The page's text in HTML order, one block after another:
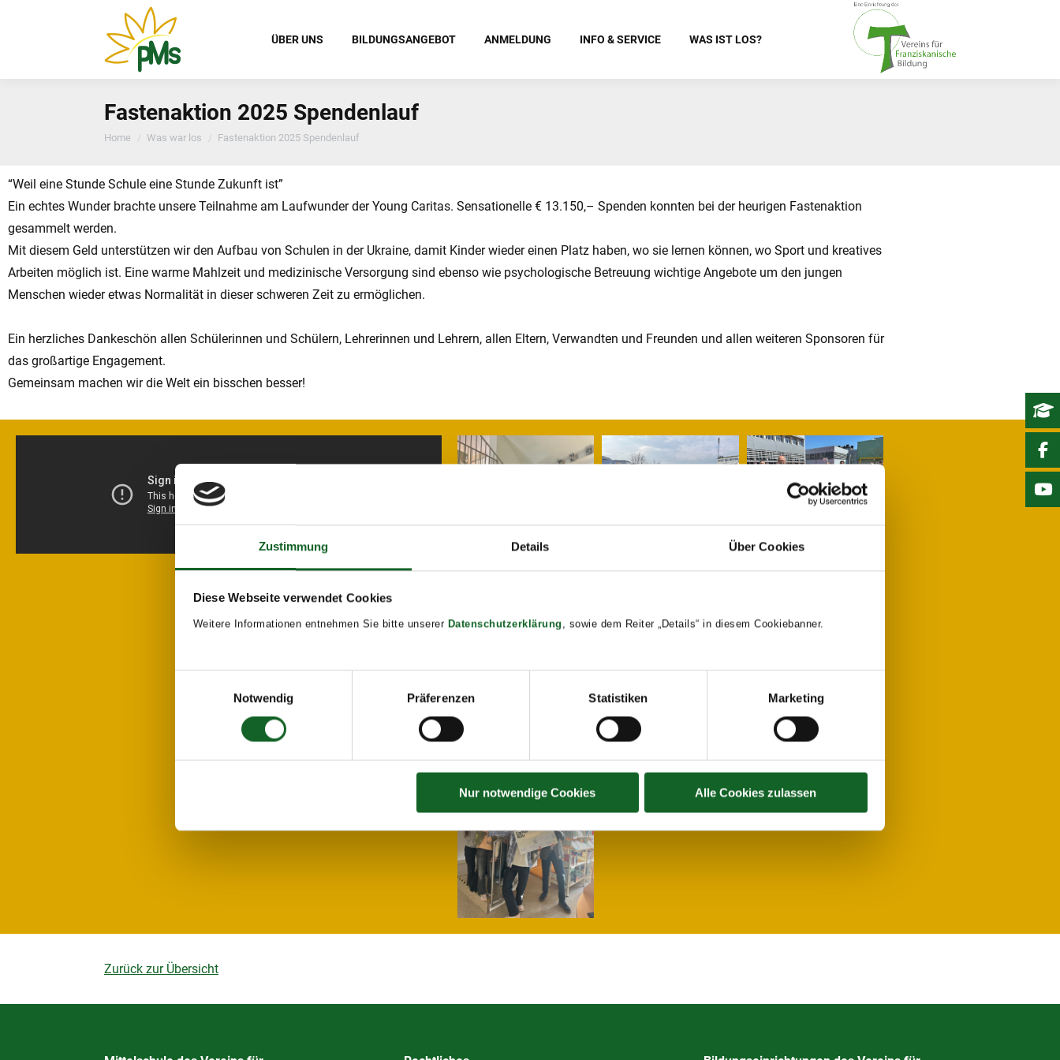
Zustimmung Details Über Cookies
Diese Webseite verwendet Cookies
Weitere Informationen entnehmen Sie bitte unserer Datenschutzerklärung , sowie dem Reiter „Details“ in diesem Cookiebanner.
Notwendig
Präferenzen Statistiken Marketing
Nur notwendige Cookies Alle Cookies zulassen
ÜBER UNS BILDUNGSANGEBOT ANMELDUNG INFO & SERVICE WAS IST LOS?
Fastenaktion 2025 Spendenlauf
You are here:
Home Was war los Fastenaktion 2025 Spendenlauf
“Weil eine Stunde Schule eine Stunde Zukunft ist”
Ein echtes Wunder brachte unsere Teilnahme am Laufwunder der Young Caritas. Sensationelle € 13.150,– Spenden konnten bei der heurigen Fastenaktion
gesammelt werden.
Mit diesem Geld unterstützen wir den Aufbau von Schulen in der Ukraine, damit Kinder wieder einen Platz haben, wo sie lernen können, wo Sport und kreatives
Arbeiten möglich ist. Eine warme Mahlzeit und medizinische Versorgung sind ebenso wie psychologische Betreuung wichtige Angebote um den jungen
Menschen wieder etwas Normalität in dieser schweren Zeit zu ermöglichen.
Ein herzliches Dankeschön allen Schülerinnen und Schülern, Lehrerinnen und Lehrern, allen Eltern, Verwandten und Freunden und allen weiteren Sponsoren für
das großartige Engagement.
Gemeinsam machen wir die Welt ein bisschen besser!
Zurück zur Übersicht